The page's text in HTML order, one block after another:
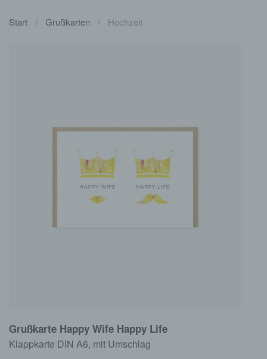
Start Grußkarten Hochzeit
Grußkarte Happy Wife Happy Life
Klappkarte DIN A6, mit Umschlag